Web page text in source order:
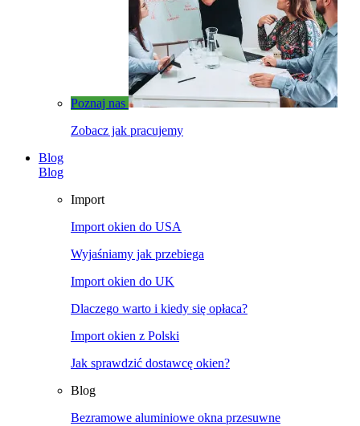
Poznaj nas
Zobacz jak pracujemy
Blog
Blog
Import
Import okien do USA
Wyjaśniamy jak przebiega
Import okien do UK
Dlaczego warto i kiedy się opłaca?
Import okien z Polski
Jak sprawdzić dostawcę okien?
Blog
Bezramowe aluminiowe okna przesuwne